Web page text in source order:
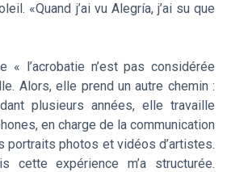
«Quand j’ai vu Alegría, j’ai su que
l’acrobatie n’est pas considérée
Alors, elle prend un autre chemin :
plusieurs années, elle travaille
en charge de la communication
portraits photos et vidéos d’artistes.
cette expérience m’a structurée.